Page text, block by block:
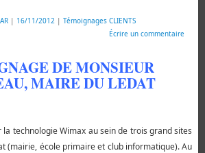
| 16/11/2012 | Témoignages CLIENTS
Écrire un commentaire
DE MONSIEUR
MAIRE DU LEDAT
la technologie Wimax au sein de trois grand sites
(mairie, école primaire et club informatique). Au